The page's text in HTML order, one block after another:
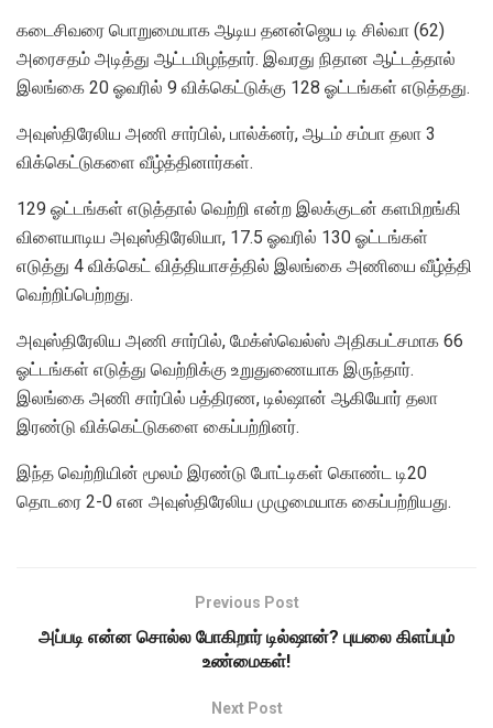
கடைசிவரை பொறுமையாக ஆடிய தனன்ஜெய டி சில்வா (62)
அரைசதம் அடித்து ஆட்டமிழந்தார். இவரது நிதான ஆட்டத்தால்
இலங்கை 20 ஓவரில் 9 விக்கெட்டுக்கு 128 ஓட்டங்கள் எடுத்தது.
அவுஸ்திரேலிய அணி சார்பில், பால்க்னர், ஆடம் சம்பா தலா 3
விக்கெட்டுகளை வீழ்த்தினார்கள்.
129 ஓட்டங்கள் எடுத்தால் வெற்றி என்ற இலக்குடன் களமிறங்கி
விளையாடிய அவுஸ்திரேலியா, 17.5 ஓவரில் 130 ஓட்டங்கள்
எடுத்து 4 விக்கெட் வித்தியாசத்தில் இலங்கை அணியை வீழ்த்தி
வெற்றிப்பெற்றது.
அவுஸ்திரேலிய அணி சார்பில், மேக்ஸ்வெல்ஸ் அதிகபட்சமாக 66
ஓட்டங்கள் எடுத்து வெற்றிக்கு உறுதுணையாக இருந்தார்.
இலங்கை அணி சார்பில் பத்திரண, டில்ஷான் ஆகியோர் தலா
இரண்டு விக்கெட்டுகளை கைப்பற்றினர்.
இந்த வெற்றியின் மூலம் இரண்டு போட்டிகள் கொண்ட டி20
தொடரை 2-0 என அவுஸ்திரேலிய முழுமையாக கைப்பற்றியது.
Previous Post
அப்படி என்ன சொல்ல போகிறார் டில்ஷான்? புயலை கிளப்பும்
உண்மைகள்!
Next Post